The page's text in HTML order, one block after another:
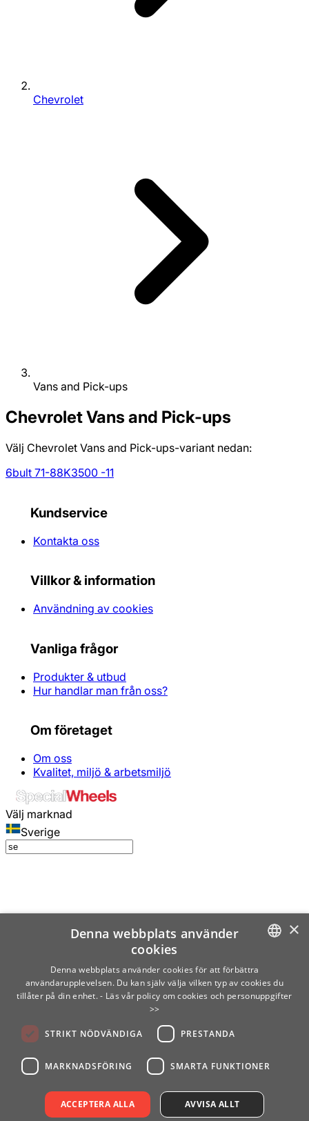
Chevrolet
Vans and Pick-ups
ChevroletVans and Pick-ups
Välj Chevrolet Vans and Pick-ups-variant nedan:
6bult 71-88K3500 -11
Kundservice
Kontakta oss
Villkor & information
Användning av cookies
Vanliga frågor
Produkter & utbud
Hur handlar man från oss?
Om företaget
Om oss
Kvalitet, miljö & arbetsmiljö
Välj marknad
Sverige
SWEDISH
×
Denna webbplats använder
cookies
Denna webbplats använder cookies för att förbättra
användarupplevelsen. Du kan själv välja vilken typ av cookies du
tillåter på din enhet. - Läs vår policy om cookies och personuppgifter
>>
STRIKT NÖDVÄNDIGA PRESTANDA
MARKNADSFÖRING SMARTA FUNKTIONER
ACCEPTERA ALLA AVVISA ALLT